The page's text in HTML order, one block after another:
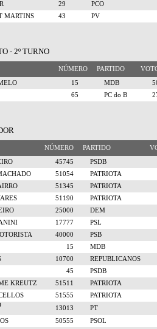
29
PCO
MARTINS 43 PV
- 2º TURNO
NÚMERO PARTIDO
15 MDB
65 PC do B
NÚMERO PARTIDO
45745
PSDB
51054
PATRIOTA
51345
PATRIOTA
51190
PATRIOTA
25000
DEM
17777
PSL
40000
PSB
15
MDB
10700
REPUBLICANOS
45
PSDB
KREUTZ 51511
PATRIOTA
51555
PATRIOTA
13013
PT
50555
PSOL